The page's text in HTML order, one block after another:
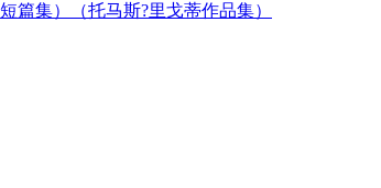
篇集）（托马斯?里戈蒂作品集）